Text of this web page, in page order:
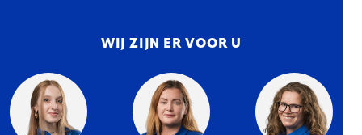
WIJ ZIJN ER VOOR U